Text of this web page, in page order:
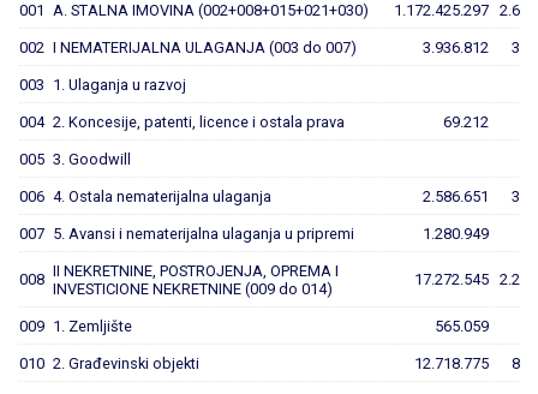
001 A. STALNA IMOVINA (002+008+015+021+030) 1.172.425.297
002 I NEMATERIJALNA ULAGANJA (003 do 007) 3.936.812
003 1. Ulaganja u razvoj
004 2. Koncesije, patenti, licence i ostala prava 69.212
005 3. Goodwill
006 4. Ostala nematerijalna ulaganja 2.586.651
007 5. Avansi i nematerijalna ulaganja u pripremi 1.280.949
008 II NEKRETNINE, POSTROJENJA, OPREMA I
INVESTICIONE NEKRETNINE (009 do 014)
17.272.545
009 1. Zemljište 565.059
010 2. Građevinski objekti 12.718.775